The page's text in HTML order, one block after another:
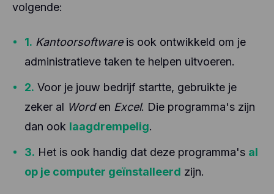
volgende:
1. Kantoorsoftwareis ook ontwikkeld om je
administratieve taken te helpen uitvoeren.
2. Voor je jouw bedrijf startte, gebruikte je
zeker al Worden Excel. Die programma's zijn
dan ook laagdrempelig.
3. Het is ook handig dat deze programma's al
op je computer geïnstalleerd zijn.